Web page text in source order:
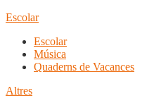
Escolar
Escolar
Música
Quaderns de Vacances
Altres